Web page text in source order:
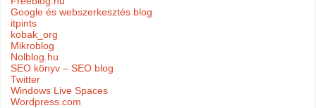
Google és webszerkesztés blog
itpints
kobak_org
Mikroblog
Nolblog.hu
SEO könyv – SEO blog
Twitter
Windows Live Spaces
Wordpress.com